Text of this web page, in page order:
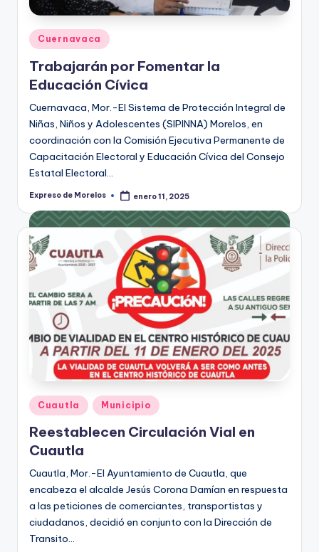
Publicado
en
Cuernavaca
Trabajarán por Fomentar la
Educación Cívica
Cuernavaca, Mor.-El Sistema de Protección Integral de
Niñas, Niños y Adolescentes (SIPINNA) Morelos, en
coordinación con la Comisión Ejecutiva Permanente de
Capacitación Electoral y Educación Cívica del Consejo
Estatal Electoral…
Publicado
Expreso de Morelos enero 11, 2025
Publicado
en
Cuautla Municipio
Reestablecen Circulación Vial en
Cuautla
Cuautla, Mor.-El Ayuntamiento de Cuautla, que
encabeza el alcalde Jesús Corona Damían en respuesta
a las peticiones de comerciantes, transportistas y
ciudadanos, decidió en conjunto con la Dirección de
Transito…